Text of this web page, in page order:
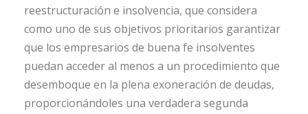
reestructuración e insolvencia, que considera
como uno de sus objetivos prioritarios garantizar
que los empresarios de buena fe insolventes
puedan acceder al menos a un procedimiento que
desemboque en la plena exoneración de deudas,
proporcionándoles una verdadera segunda